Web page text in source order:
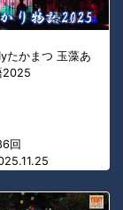
たかまつ 玉藻あ
2025
回